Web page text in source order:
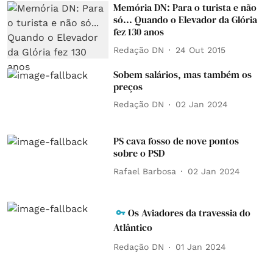
Memória DN: Para o turista e não
só... Quando o Elevador da Glória
fez 130 anos
Redação DN 24 Out 2015
Sobem salários, mas também os
preços
Redação DN 02 Jan 2024
PS cava fosso de nove pontos
sobre o PSD
Rafael Barbosa 02 Jan 2024
Os Aviadores da travessia do
Atlântico
Redação DN 01 Jan 2024